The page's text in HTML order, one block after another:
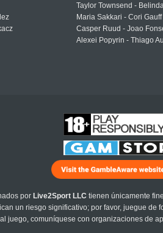
Taylor Townsend -
Maria Sakkari - Cori Gauff
Casper Ruud - Joao
Alexei Popyrin - Thiago
por Live2Sport LLC tienen únicamente
un riesgo significativo; por favor, juegue de
juego, comuníquese con organizaciones de